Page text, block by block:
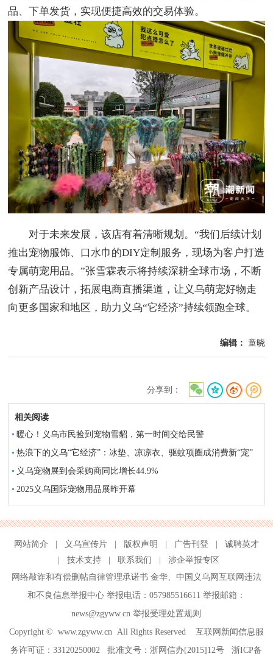
品、下单发货，实现便捷高效的交易体验。
对于未来发展，该店有着清晰规划。“我们后续计划
推出宠物服饰、口水巾的DIY定制服务，现场为客户打造
专属萌宠用品。”张雪霖表示将持续深耕全球市场，不断
创新产品设计，拓展电商直播渠道，让义乌萌宠好物走
向更多国家和地区，助力义乌“它经济”持续领跑全球。
编辑： 童晓
分享到：
相关阅读
暖心！义乌市民捡到宠物雪貂，第一时间交给民警
热浪下的义乌“它经济”：冰垫、凉凉衣、驱蚊项圈成消费新“宠”
义乌宠物展到会采购商同比增长44.9%
2025义乌国际宠物用品展昨开幕
网站简介 | 义乌宣传片 | 版权声明 | 广告刊登 |
诚聘英才
|
技术支持 | 联系我们 |
涉企举报专区
网络敲诈和有偿删帖自律管理承诺书 金华、 中国义乌网互联网违法
和不良信息举报中心举报电话：057985516611 举报邮箱：
news@zgyww.cn举报受理处置规则
Copyright © www.zgyww.cn All Rights Reserved 互联网新闻信息服
务许可证：33120250002 批准文号：浙网信办[2015]12号浙ICP备